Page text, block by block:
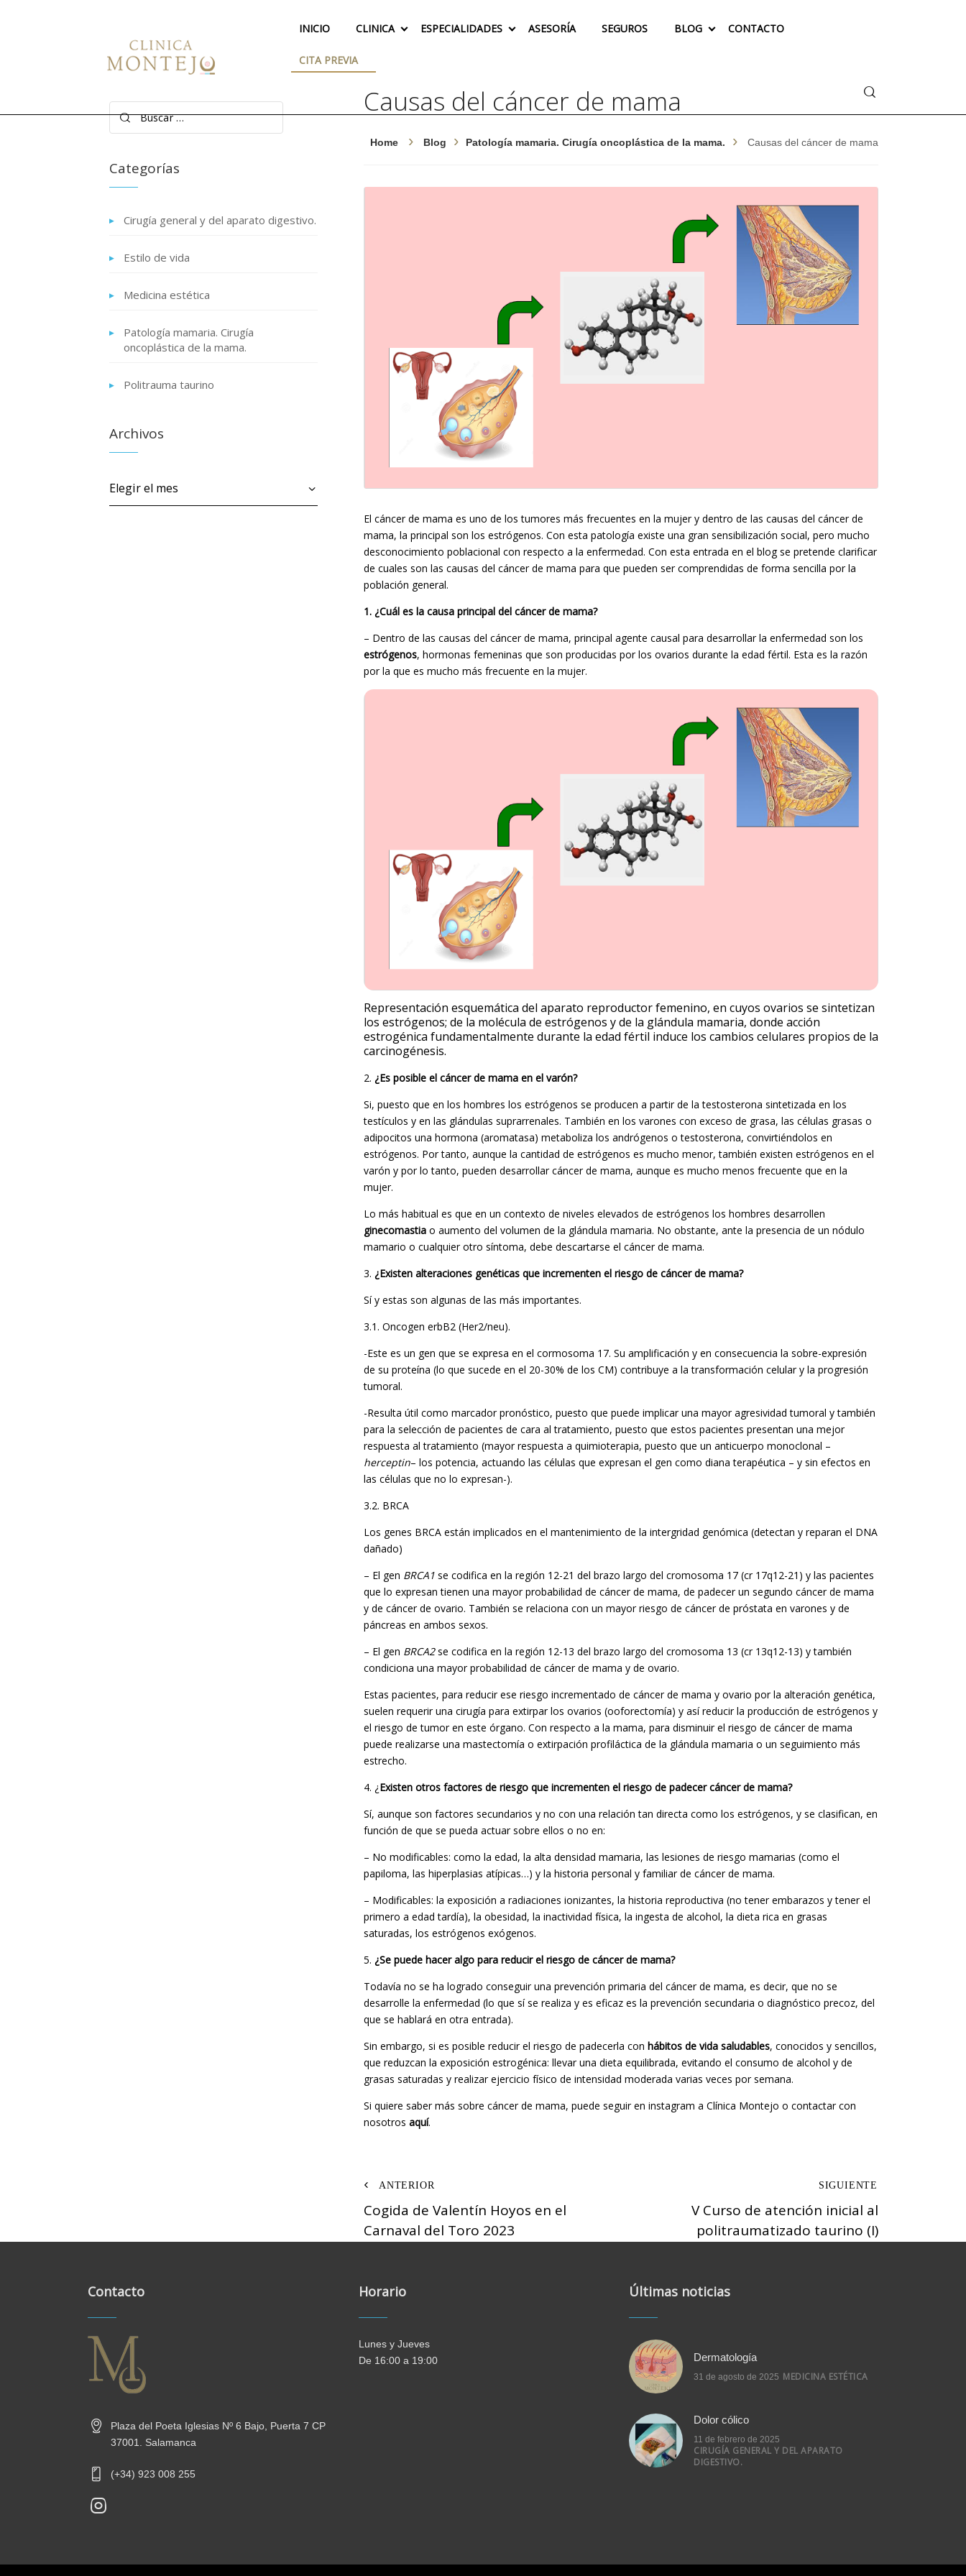
INICIO CLINICA ESPECIALIDADES ASESORÍA SEGUROS BLOG CONTACTO
CITA PREVIA
Buscar
Causas del cáncer de mama
Home Blog Patología mamaria. Cirugía oncoplástica de la mama. Causas del cáncer de mama
El cáncer de mama es uno de los tumores más frecuentes en la mujer y dentro de las causas del cáncer de
mama, la principal son los estrógenos. Con esta patología existe una gran sensibilización social, pero mucho
desconocimiento poblacional con respecto a la enfermedad. Con esta entrada en el blog se pretende clarificar
de cuales son las causas del cáncer de mama para que pueden ser comprendidas de forma sencilla por la
población general.
1. ¿Cuál es la causa principal del cáncer de mama?
– Dentro de las causas del cáncer de mama, principal agente causal para desarrollar la enfermedad son los
estrógenos, hormonas femeninas que son producidas por los ovarios durante la edad fértil. Esta es la razón
por la que es mucho más frecuente en la mujer.
Representación esquemática del aparato reproductor femenino, en cuyos ovarios se sintetizan
los estrógenos; de la molécula de estrógenos y de la glándula mamaria, donde acción
estrogénica fundamentalmente durante la edad fértil induce los cambios celulares propios de la
carcinogénesis.
2. ¿Es posible el cáncer de mama en el varón?
Si, puesto que en los hombres los estrógenos se producen a partir de la testosterona sintetizada en los
testículos y en las glándulas suprarrenales. También en los varones con exceso de grasa, las células grasas o
adipocitos una hormona (aromatasa) metaboliza los andrógenos o testosterona, convirtiéndolos en
estrógenos. Por tanto, aunque la cantidad de estrógenos es mucho menor, también existen estrógenos en el
varón y por lo tanto, pueden desarrollar cáncer de mama, aunque es mucho menos frecuente que en la
mujer.
Lo más habitual es que en un contexto de niveles elevados de estrógenos los hombres desarrollen
ginecomastiao aumento del volumen de la glándula mamaria. No obstante, ante la presencia de un nódulo
mamario o cualquier otro síntoma, debe descartarse el cáncer de mama.
3. ¿Existen alteraciones genéticas que incrementen el riesgo de cáncer de mama?
Sí y estas son algunas de las más importantes.
3.1. Oncogen erbB2 (Her2/neu).
-Este es un gen que se expresa en el cormosoma 17. Su amplificación y en consecuencia la sobre-expresión
de su proteína (lo que sucede en el 20-30% de los CM) contribuye a la transformación celular y la progresión
tumoral.
-Resulta útil como marcador pronóstico, puesto que puede implicar una mayor agresividad tumoral y también
para la selección de pacientes de cara al tratamiento, puesto que estos pacientes presentan una mejor
respuesta al tratamiento (mayor respuesta a quimioterapia, puesto que un anticuerpo monoclonal –
herceptin– los potencia, actuando las células que expresan el gen como diana terapéutica – y sin efectos en
las células que no lo expresan-).
3.2. BRCA
Los genes BRCA están implicados en el mantenimiento de la intergridad genómica (detectan y reparan el DNA
dañado)
– El gen BRCA1se codifica en la región 12-21 del brazo largo del cromosoma 17 (cr 17q12-21) y las pacientes
que lo expresan tienen una mayor probabilidad de cáncer de mama, de padecer un segundo cáncer de mama
y de cáncer de ovario. También se relaciona con un mayor riesgo de cáncer de próstata en varones y de
páncreas en ambos sexos.
– El gen BRCA2se codifica en la región 12-13 del brazo largo del cromosoma 13 (cr 13q12-13) y también
condiciona una mayor probabilidad de cáncer de mama y de ovario.
Estas pacientes, para reducir ese riesgo incrementado de cáncer de mama y ovario por la alteración genética,
suelen requerir una cirugía para extirpar los ovarios (ooforectomía) y así reducir la producción de estrógenos y
el riesgo de tumor en este órgano. Con respecto a la mama, para disminuir el riesgo de cáncer de mama
puede realizarse una mastectomía o extirpación profiláctica de la glándula mamaria o un seguimiento más
estrecho.
4. ¿Existen otros factores de riesgo que incrementen el riesgo de padecer cáncer de mama?
Sí, aunque son factores secundarios y no con una relación tan directa como los estrógenos, y se clasifican, en
función de que se pueda actuar sobre ellos o no en:
– No modificables: como la edad, la alta densidad mamaria, las lesiones de riesgo mamarias (como el
papiloma, las hiperplasias atípicas…) y la historia personal y familiar de cáncer de mama.
– Modificables: la exposición a radiaciones ionizantes, la historia reproductiva (no tener embarazos y tener el
primero a edad tardía), la obesidad, la inactividad física, la ingesta de alcohol, la dieta rica en grasas
saturadas, los estrógenos exógenos.
5. ¿Se puede hacer algo para reducir el riesgo de cáncer de mama?
Todavía no se ha logrado conseguir una prevención primaria del cáncer de mama, es decir, que no se
desarrolle la enfermedad (lo que sí se realiza y es eficaz es la prevención secundaria o diagnóstico precoz, del
que se hablará en otra entrada).
Sin embargo, si es posible reducir el riesgo de padecerla con hábitos de vida saludables, conocidos y sencillos,
que reduzcan la exposición estrogénica: llevar una dieta equilibrada, evitando el consumo de alcohol y de
grasas saturadas y realizar ejercicio físico de intensidad moderada varias veces por semana.
Si quiere saber más sobre cáncer de mama, puede seguir en instagram a Clínica Montejo o contactar con
nosotros aquí.
Navegación
de
entradas
Cogida de Valentín Hoyos en el
Carnaval del Toro 2023
V Curso de atención inicial al
politraumatizado taurino (I)
Categorías
Cirugía general y del aparato digestivo.
Estilo de vida
Medicina estética
Patología mamaria. Cirugía
oncoplástica de la mama.
Politrauma taurino
Archivos
Contacto
Plaza del Poeta Iglesias Nº 6 Bajo, Puerta 7 CP
37001. Salamanca
(+34) 923 008 255
new-
Horario
Lunes y Jueves
De 16:00 a 19:00
Últimas noticias
MEDICINA ESTÉTICA
31 de agosto de 2025
Dermatología
CIRUGÍA GENERAL Y DEL APARATO
DIGESTIVO.
11 de febrero de 2025
Dolor cólico